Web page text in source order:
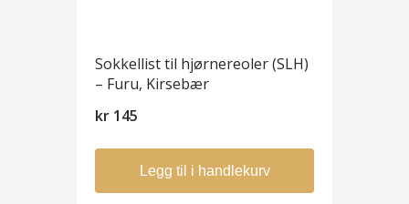
Sokkellist til hjørnereoler (SLH)
– Furu, Kirsebær
kr 145
Legg til i handlekurv